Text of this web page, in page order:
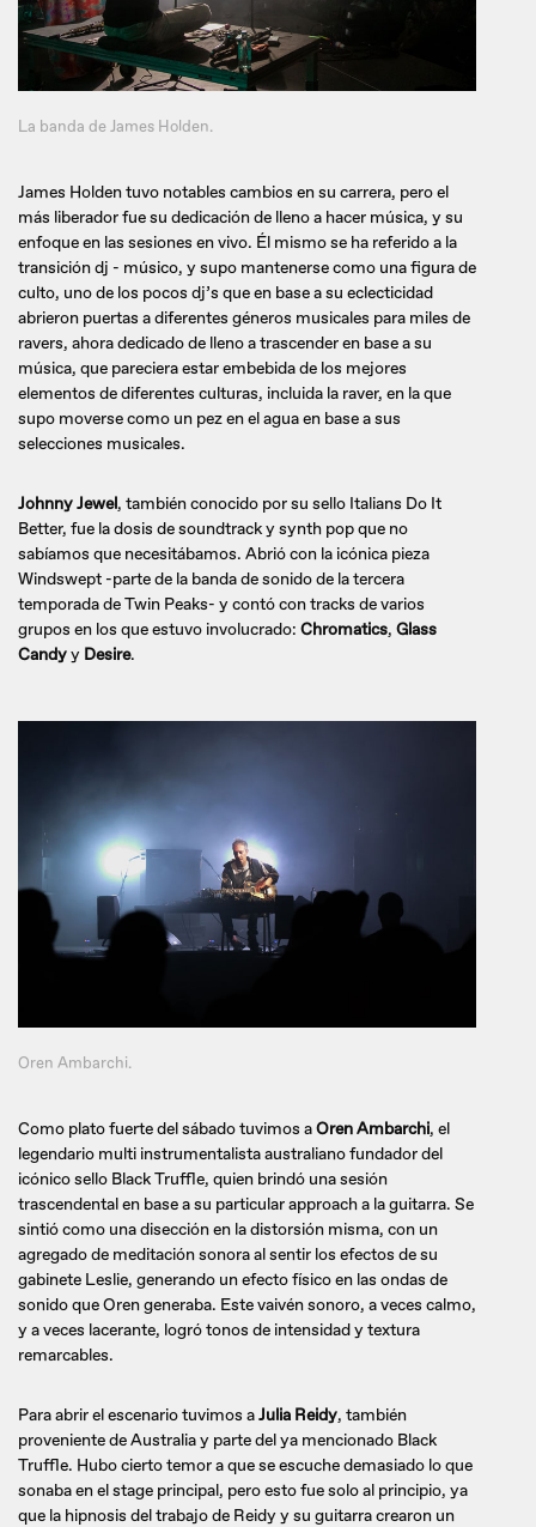
La banda de James Holden.
James Holden tuvo notables cambios en su carrera, pero el
más liberador fue su dedicación de lleno a hacer música, y su
enfoque en las sesiones en vivo. Él mismo se ha referido a la
transición dj - músico, y supo mantenerse como una figura de
culto, uno de los pocos dj’s que en base a su eclecticidad
abrieron puertas a diferentes géneros musicales para miles de
ravers, ahora dedicado de lleno a trascender en base a su
música, que pareciera estar embebida de los mejores
elementos de diferentes culturas, incluida la raver, en la que
supo moverse como un pez en el agua en base a sus
selecciones musicales.
Johnny Jewel, también conocido por su sello Italians Do It
Better, fue la dosis de soundtrack y synth pop que no
sabíamos que necesitábamos. Abrió con la icónica pieza
Windswept -parte de la banda de sonido de la tercera
temporada de Twin Peaks- y contó con tracks de varios
grupos en los que estuvo involucrado: Chromatics, Glass
Candyy Desire.
Oren Ambarchi.
Como plato fuerte del sábado tuvimos aOren Ambarchi, el
legendario multi instrumentalista australiano fundador del
icónico sello Black Truffle, quien brindó una sesión
trascendental en base a su particular approach a la guitarra. Se
sintió como una disección en la distorsión misma, con un
agregado de meditación sonora al sentir los efectos de su
gabinete Leslie, generando un efecto físico en las ondas de
sonido que Oren generaba. Este vaivén sonoro, a veces calmo,
y a veces lacerante, logró tonos de intensidad y textura
remarcables.
Para abrir el escenario tuvimos aJulia Reidy, también
proveniente de Australia y parte del ya mencionado Black
Truffle. Hubo cierto temor a que se escuche demasiado lo que
sonaba en el stage principal, pero esto fue solo al principio, ya
que la hipnosis del trabajo de Reidy y su guitarra crearon un